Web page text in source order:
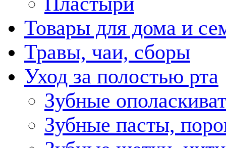
Товары для дома и
Травы, чаи, сборы
Уход за полостью рта
Зубные
Зубные пасты,